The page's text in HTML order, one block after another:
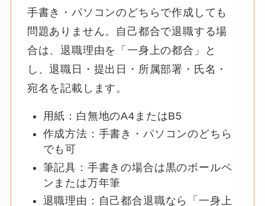
手書き・パソコンのどちらで作成しても
問題ありません。自己都合で退職する場
合は、退職理由を「一身上の都合」と
し、退職日・提出日・所属部署・氏名・
宛名を記載します。
用紙：白無地のA4またはB5
作成方法：手書き・パソコンのどちら
でも可
筆記具：手書きの場合は黒のボールペ
ンまたは万年筆
退職理由：自己都合退職なら「一身上